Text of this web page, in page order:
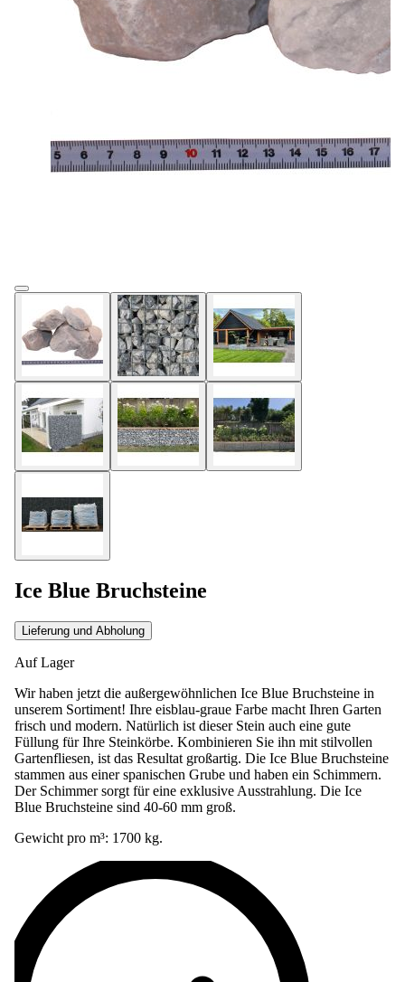
Ice Blue Bruchsteine
Auf Lager
Wir haben jetzt die außergewöhnlichen Ice Blue Bruchsteine in
frisch und modern. Natürlich ist dieser Stein auch eine gute
Füllung für Ihre Steinkörbe. Kombinieren Sie ihn mit stilvollen
Gartenfliesen, ist das Resultat großartig. Die Ice Blue Bruchsteine
stammen aus einer spanischen Grube und haben ein Schimmern.
Der Schimmer sorgt für eine exklusive Ausstrahlung. Die Ice
Blue Bruchsteine sind 40-60 mm groß.
Gewicht pro m³: 1700 kg.